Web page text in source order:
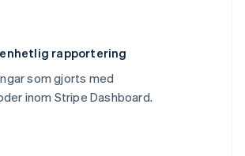
rapportering
som gjorts med
inom Stripe Dashboard.